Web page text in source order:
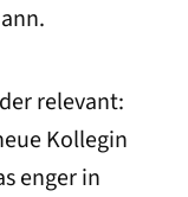
relevant:
Kollegin
enger in